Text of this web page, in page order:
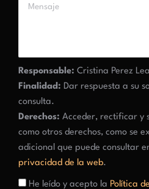
Responsable: Cristina Perez
Finalidad: Dar respuesta a su
consulta.
Derechos: Acceder, rectificar y
como otros derechos, como se
adicional que puede consultar
privacidad de la web.
He leído y acepto la Política